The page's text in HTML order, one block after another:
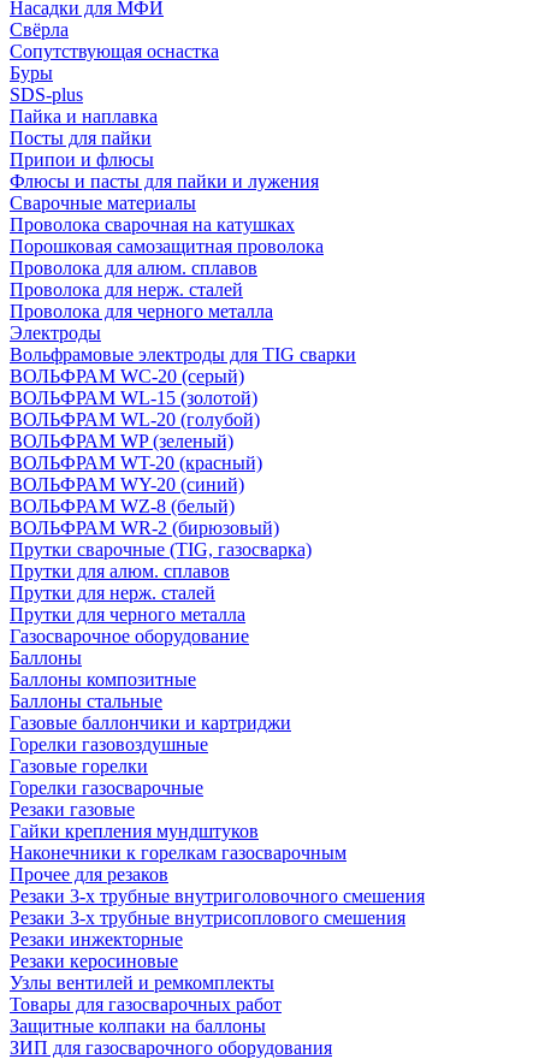
Насадки для МФИ
Свёрла
Сопутствующая оснастка
Буры
SDS-plus
Пайка и наплавка
Посты для пайки
Припои и флюсы
Флюсы и пасты для пайки и лужения
Сварочные материалы
Проволока сварочная на катушках
Порошковая самозащитная проволока
Проволока для алюм. сплавов
Проволока для нерж. сталей
Проволока для черного металла
Электроды
Вольфрамовые электроды для TIG сварки
ВОЛЬФРАМ WC-20 (серый)
ВОЛЬФРАМ WL-15 (золотой)
ВОЛЬФРАМ WL-20 (голубой)
ВОЛЬФРАМ WP (зеленый)
ВОЛЬФРАМ WT-20 (красный)
ВОЛЬФРАМ WY-20 (синий)
ВОЛЬФРАМ WZ-8 (белый)
ВОЛЬФРАМ WR-2 (бирюзовый)
Прутки сварочные (TIG, газосварка)
Прутки для алюм. сплавов
Прутки для нерж. сталей
Прутки для черного металла
Газосварочное оборудование
Баллоны
Баллоны композитные
Баллоны стальные
Газовые баллончики и картриджи
Горелки газовоздушные
Газовые горелки
Горелки газосварочные
Резаки газовые
Гайки крепления мундштуков
Наконечники к горелкам газосварочным
Прочее для резаков
Резаки 3-х трубные внутриголовочного смешения
Резаки 3-х трубные внутрисоплового смешения
Резаки инжекторные
Резаки керосиновые
Узлы вентилей и ремкомплекты
Товары для газосварочных работ
Защитные колпаки на баллоны
ЗИП для газосварочного оборудования